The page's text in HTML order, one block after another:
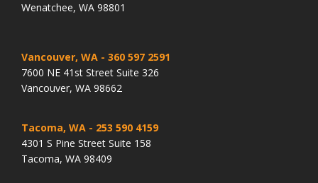
Wenatchee, WA 98801
Vancouver, WA - 360 597 2591
7600 NE 41st Street Suite 326
Vancouver, WA 98662
Tacoma, WA - 253 590 4159
4301 S Pine Street Suite 158
Tacoma, WA 98409